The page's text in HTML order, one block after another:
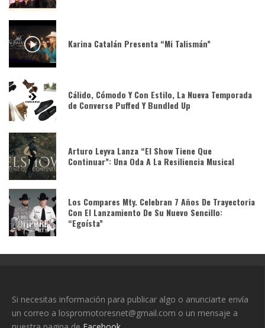
Karina Catalán Presenta “Mi Talismán”
Cálido, Cómodo Y Con Estilo, La Nueva Temporada
de Converse Puffed Y Bundled Up
Arturo Leyva Lanza “El Show Tiene Que
Continuar”: Una Oda A La Resiliencia Musical
Los Compares Mty. Celebran 7 Años De Trayectoria
Con El Lanzamiento De Su Nuevo Sencillo:
“Egoísta”
Si necesitas información para publicar algo o anunciarte envía
un correo a lospromotoresnet@gmail.com o un mensaje a